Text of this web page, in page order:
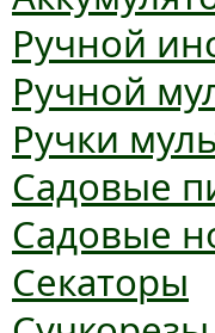
Ручной
Ручной
Ручки
Садовые
Садовые
Секаторы